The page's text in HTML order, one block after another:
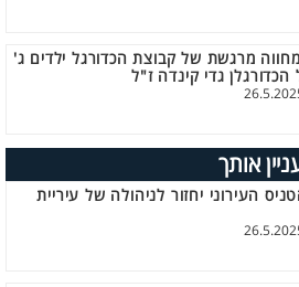
מרגשת של קבוצת הכדורגל ילדים ג'
הכדורגלן גדי קינדה ז"ל
אותך
העירוני יחזור לניהולה של עיריית